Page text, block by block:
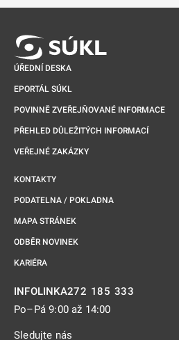
ÚŘEDNÍ DESKA
EPORTÁL SÚKL
POVINNĚ ZVEŘEJŇOVANÉ INFORMACE
PŘEHLED DŮLEŽITÝCH INFORMACÍ
VEŘEJNÉ ZAKÁZKY
KONTAKTY
PODATELNA / POKLADNA
MAPA STRÁNEK
ODBĚR NOVINEK
KARIÉRA
INFOLINKA272 185 333
Po–Pá 9:00 až 14:00
Sledujte nás